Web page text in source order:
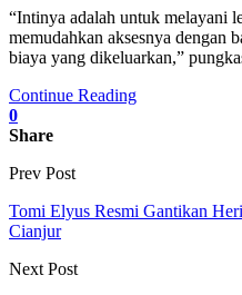
“Intinya adalah untuk melayani
memudahkan aksesnya dengan
biaya yang dikeluarkan,”
Continue Reading
0
Share
Prev Post
Tomi Elyus Resmi Gantikan
Cianjur
Next Post